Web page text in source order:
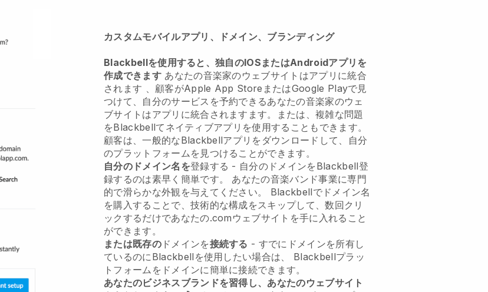
カスタムモバイルアプリ、ドメイン、ブランディング
Blackbellを使用すると、独自のIOSまたはAndroidアプリを
作成できます あなたの音楽家のウェブサイトはアプリに統合
されます 、顧客がApple App StoreまたはGoogle Playで見
つけて、自分のサービスを予約できるあなたの音楽家のウェ
ブサイトはアプリに統合されます ます。または、複雑な問題
をBlackbellてネイティブアプリを使用することもできます。
顧客は、一般的なBlackbellアプリをダウンロードして、自分
のプラットフォームを見つけることができます。
自分のドメイン名を登録する - 自分のドメインを Blackbell登
録するのは素早く簡単です。 あなたの音楽バンド事業に専門
的で滑らかな外観を与えてください。
Blackbellでドメイン名
を購入することで、技術的な構成をスキップして、数回クリ
ックするだけであなたの.comウェブサイトを手に入れること
ができます。
または既存のドメインを接続する - すでにドメインを所有し
ているのにBlackbell を使用したい場合は、 Blackbellプラッ
トフォームをドメインに簡単に接続できます。
あなたのビジネスブランドを習得し、あなたのウェブサイト